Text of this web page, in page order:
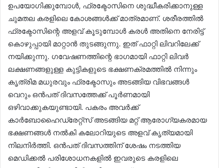
ഉപയോഗിക്കുമ്പോൾ, ഫ്രക്ടോസിനെ ശുദ്ധീകരിക്കാനുള്ള
ചുമതല കരളിലെ കോശങ്ങൾക്ക് മാത്രമാണ്. ശരീരത്തിൽ
ഫ്രക്ടോസിന്റെ അളവ് കൂടുമ്പോൾ കരൾ അതിനെ നേരിട്ട്
കൊഴുപ്പായി മാറ്റാൻ തുടങ്ങുന്നു. ഇത് ഫാറ്റി ലിവറിലേക്ക്
നയിക്കുന്നു. ഗവേഷണത്തിന്റെ ഭാഗമായി ഫാറ്റി ലിവർ
ലക്ഷണങ്ങളുള്ള കുട്ടികളുടെ ഭക്ഷണക്രമത്തിൽ നിന്നും
കൃത്രിമ മധുരവും ഫ്രക്ടോസും അടങ്ങിയ വിഭവങ്ങൾ
വെറും ഒൻപത് ദിവസത്തേക്ക് പൂർണമായി
ഒഴിവാക്കുകയുണ്ടായി. പകരം അവർക്ക്
കാർബോഹൈഡ്രേറ്റ്സ് ‌അടങ്ങിയ മറ്റ് ആരോഗ്യകരമായ
ഭക്ഷണങ്ങൾ നൽകി കലോറിയുടെ അളവ് കൃത്യമായി
നിലനിർത്തി. ഒൻപത് ദിവസത്തിന് ശേഷം നടത്തിയ
മെഡിക്കൽ പരിശോധനകളിൽ ഇവരുടെ കരളിലെ